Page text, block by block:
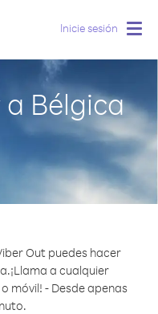
Inicie sesión
Bélgica
Out puedes hacer
¡Llama a cualquier
móvil! - Desde apenas